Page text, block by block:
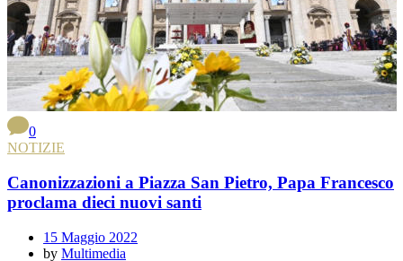
0
NOTIZIE
Canonizzazioni a Piazza San Pietro, Papa Francesco
proclama dieci nuovi santi
15 Maggio 2022
by Multimedia